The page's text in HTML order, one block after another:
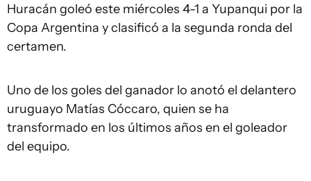
Huracán goleó este miércoles 4-1 a Yupanqui por la
Copa Argentina y clasificó a la segunda ronda del
certamen.
Uno de los goles del ganador lo anotó el delantero
uruguayo Matías Cóccaro, quien se ha
transformado en los últimos años en el goleador
del equipo.